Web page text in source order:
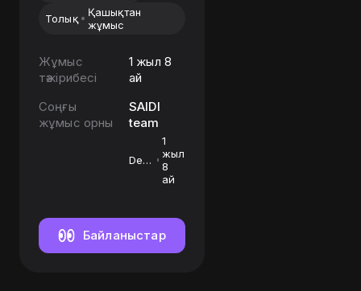
Толық
Қашықтан
жұмыс
Жұмыс
тәжірибесі
1 жыл 8
ай
Соңғы
жұмыс орны
SAIDI
team
Dev
1
жыл
8
ай
Байланыстар